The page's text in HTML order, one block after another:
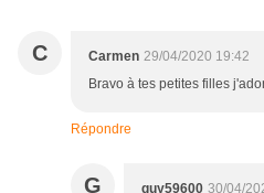
C Carmen 29/04/2020 19:42
Bravo à tes petites filles
Répondre
G guy59600 30/04/